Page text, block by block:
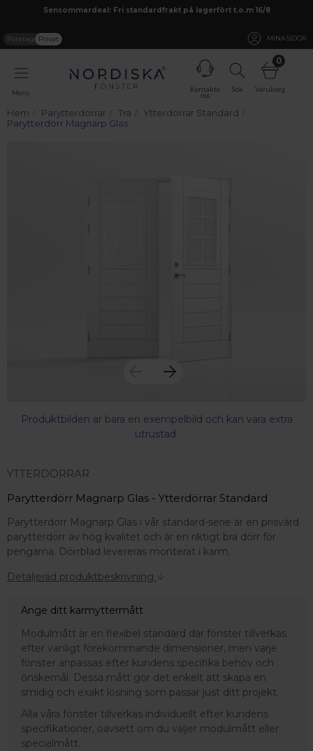
Sensommardeal: Fri standardfrakt på lagerfört t.o.m 16/8
Företag Privat MINA SIDOR
Meny
fokus på kvalitet, omtanke och djup kompetens.
Kontakta
oss
Sök
0
Varukorg
Hem Parytterdörrar Trä
Ytterdörrar Standard
Parytterdörr Magnarp Glas
Produktbilden är bara en exempelbild och kan vara extra
utrustad.
YTTERDÖRRAR
Parytterdörr Magnarp Glas - Ytterdörrar Standard
Parytterdörr Magnarp Glas i vår standard-serie är en prisvärd
parytterdörr av hög kvalitet och är en riktigt bra dörr för
pengarna. Dörrblad levereras monterat i karm.
Detaljerad produktbeskrivning
Ange ditt karmyttermått
Modulmått är en flexibel standard där fönster tillverkas
efter vanligt förekommande dimensioner, men varje
fönster anpassas efter kundens specifika behov och
önskemål. Dessa mått gör det enkelt att skapa en
smidig och exakt lösning som passar just ditt projekt.
Alla våra fönster tillverkas individuellt efter kundens
specifikationer, oavsett om du väljer modulmått eller
specialmått.